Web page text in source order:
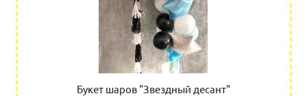
Букет шаров "Звездный десант"